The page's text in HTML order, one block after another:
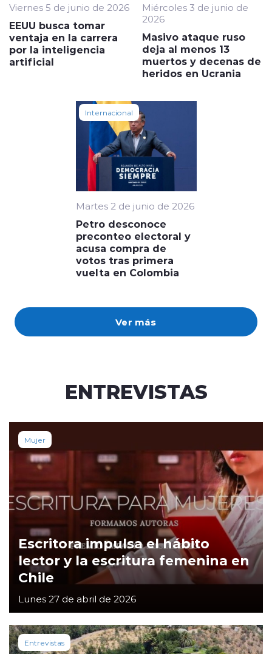
Ver más
Viernes 5 de junio de 2026
EEUU busca tomar
ventaja en la carrera
por la inteligencia
artificial
Miércoles 3 de junio de
2026
Masivo ataque ruso
deja al menos 13
muertos y decenas de
heridos en Ucrania
Internacional
Martes 2 de junio de 2026
Petro desconoce
preconteo electoral y
acusa compra de
votos tras primera
vuelta en Colombia
ENTREVISTAS
Mujer
Escritora impulsa el hábito
lector y la escritura femenina en
Chile
Lunes 27 de abril de 2026
Entrevistas